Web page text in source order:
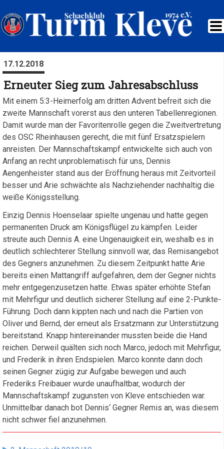
17.12.2018
Erneuter Sieg zum Jahresabschluss
Mit einem 5:3-Heimerfolg am dritten Advent befreit sich die
zweite Mannschaft vorerst aus den unteren Tabellenregionen.
Damit wurde man der Favoritenrolle gegen die Zweitvertretung
des OSC Rheinhausen gerecht, die mit fünf Ersatzspielern
anreisten. Der Mannschaftskampf entwickelte sich auch von
Anfang an recht unproblematisch für uns, Dennis
Aengenheister stand aus der Eröffnung heraus mit Zeitvorteil
besser und Arie schwächte als Nachziehender nachhaltig die
weiße Königsstellung.
Einzig Dennis Hoenselaar spielte ungenau und hatte gegen
permanenten Druck am Königsflügel zu kämpfen. Leider
streute auch Dennis A. eine Ungenauigkeit ein, weshalb es in
deutlich schlechterer Stellung sinnvoll war, das Remisangebot
des Gegners anzunehmen. Zu diesem Zeitpunkt hatte Arie
bereits einen Mattangriff aufgefahren, dem der Gegner nichts
mehr entgegenzusetzen hatte. Etwas später erhöhte Stefan
mit Mehrfigur und deutlich sicherer Stellung auf eine 2-Punkte-
Führung. Doch dann kippten nach und nach die Partien von
Oliver und Bernd, der erneut als Ersatzmann zur Unterstützung
bereitstand. Knapp hintereinander mussten beide die Hand
reichen. Derweil quälten sich noch Marco, jedoch mit Mehrfigur,
und Frederik in ihren Endspielen. Marco konnte dann doch
seinen Gegner zügig zur Aufgabe bewegen und auch
Frederiks Freibauer wurde unaufhaltbar, wodurch der
Mannschaftskampf zugunsten von Kleve entschieden war.
Unmittelbar danach bot Dennis‘ Gegner Remis an, was diesem
nicht schwer fiel anzunehmen.